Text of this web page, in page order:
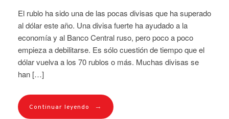
El rublo ha sido una de las pocas divisas que ha superado
al dólar este año. Una divisa fuerte ha ayudado a la
economía y al Banco Central ruso, pero poco a poco
empieza a debilitarse. Es sólo cuestión de tiempo que el
dólar vuelva a los 70 rublos o más. Muchas divisas se
han […]
Continuar leyendo →